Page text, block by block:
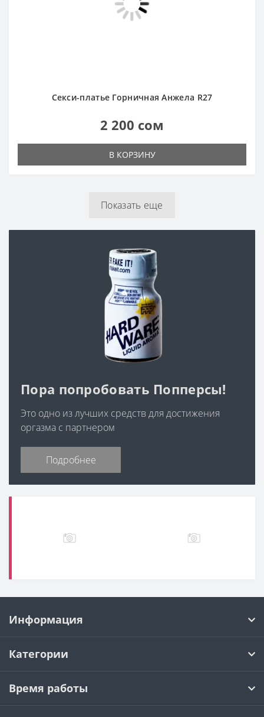
Секси-платье Горничная Анжела R27
2 200 сом
В КОРЗИНУ
Показать еще
Пора попробовать Попперсы!
Это одно из лучших средств для достижения
оргазма с партнером
Подробнее
Информация
Категории
Время работы